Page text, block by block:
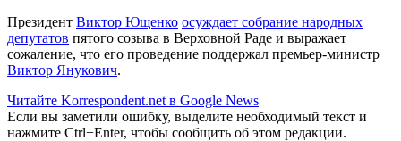
Президент Виктор Ющенко осуждает собрание народных
депутатов пятого созыва в Верховной Раде и выражает
сожаление, что его проведение поддержал премьер-министр
Виктор Янукович.
Читайте Korrespondent.net в Google News
Если вы заметили ошибку, выделите необходимый текст и
нажмите Ctrl+Enter, чтобы сообщить об этом редакции.